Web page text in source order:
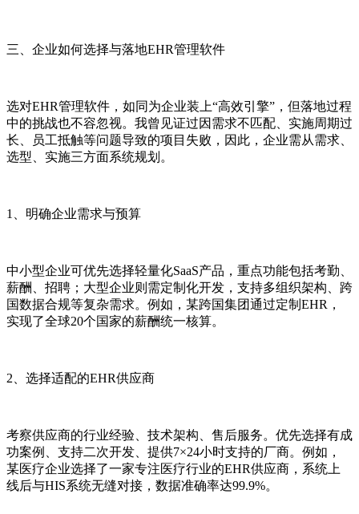
三、企业如何选择与落地EHR管理软件
选对EHR管理软件，如同为企业装上“高效引擎”，但落地过程
中的挑战也不容忽视。我曾见证过因需求不匹配、实施周期过
长、员工抵触等问题导致的项目失败，因此，企业需从需求、
选型、实施三方面系统规划。
1、明确企业需求与预算
中小型企业可优先选择轻量化SaaS产品，重点功能包括考勤、
薪酬、招聘；大型企业则需定制化开发，支持多组织架构、跨
国数据合规等复杂需求。例如，某跨国集团通过定制EHR，
实现了全球20个国家的薪酬统一核算。
2、选择适配的EHR供应商
考察供应商的行业经验、技术架构、售后服务。优先选择有成
功案例、支持二次开发、提供7×24小时支持的厂商。例如，
某医疗企业选择了一家专注医疗行业的EHR供应商，系统上
线后与HIS系统无缝对接，数据准确率达99.9%。